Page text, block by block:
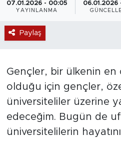
07.01.2026 - 00:05
YAYINLANMA
06.01.2026
Paylaş
Gençler, bir ülkenin en
olduğu için gençler,
üniversiteliler üzerine
edeceğim. Bugün de
üniversitelilerin
Özel Haber
Politika
Resmi İlanlar
Sağlık